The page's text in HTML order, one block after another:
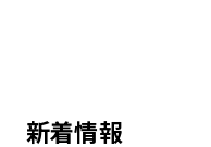
新着情報